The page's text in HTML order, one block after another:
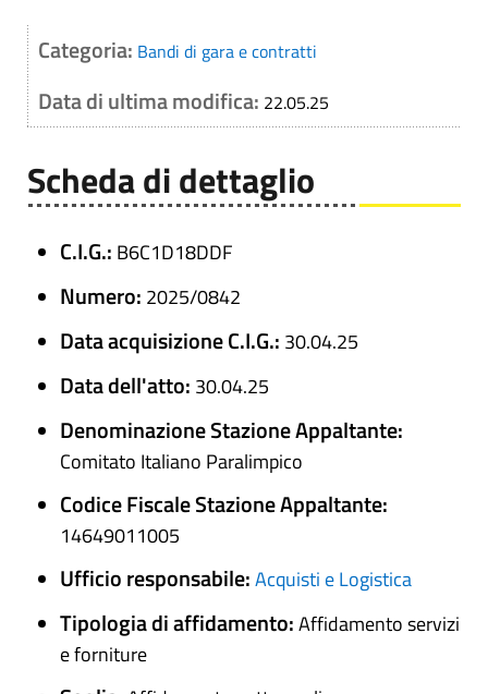
Categoria: Bandi di gara e contratti
Data di ultima modifica: 22.05.25
Scheda di dettaglio
C.I.G.: B6C1D18DDF
Numero: 2025/0842
Data acquisizione C.I.G.: 30.04.25
Data dell'atto: 30.04.25
Denominazione Stazione Appaltante:
Comitato Italiano Paralimpico
Codice Fiscale Stazione Appaltante:
14649011005
Ufficio responsabile:Acquisti e Logistica
Tipologia di affidamento:Affidamento servizi
e forniture